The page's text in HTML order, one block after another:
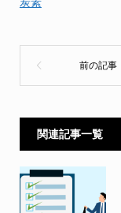
関連記事一覧